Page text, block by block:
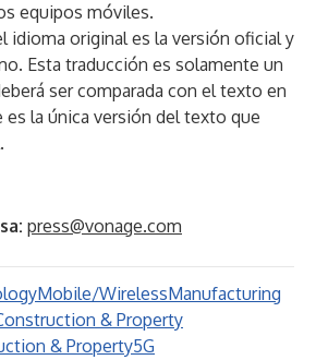
equipos móviles.
idioma original es la versión oficial y
Esta traducción es solamente un
ser comparada con el texto en
es la única versión del texto que
press@vonage.com
Mobile/WirelessManufacturing
& Property
& Property5G